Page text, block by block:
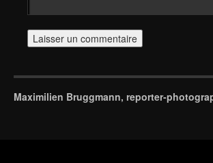
Maximilien Bruggmann, reporter-